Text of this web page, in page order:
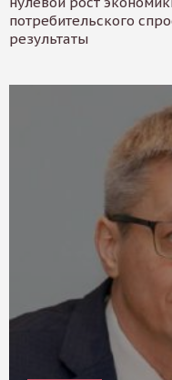
потребительского
результаты